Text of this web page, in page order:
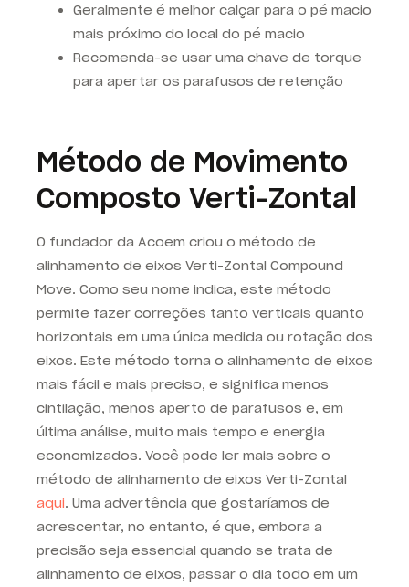
Geralmente é melhor calçar para o pé macio
mais próximo do local do pé macio
Recomenda-se usar uma chave de torque
para apertar os parafusos de retenção
Método de Movimento
Composto Verti-Zontal
O fundador da Acoem criou o método de
alinhamento de eixos Verti-Zontal Compound
Move. Como seu nome indica, este método
permite fazer correções tanto verticais quanto
horizontais em uma única medida ou rotação dos
eixos. Este método torna o alinhamento de eixos
mais fácil e mais preciso, e significa menos
cintilação, menos aperto de parafusos e, em
última análise, muito mais tempo e energia
economizados. Você pode ler mais sobre o
método de alinhamento de eixos Verti-Zontal
aqui. Uma advertência que gostaríamos de
acrescentar, no entanto, é que, embora a
precisão seja essencial quando se trata de
alinhamento de eixos, passar o dia todo em um